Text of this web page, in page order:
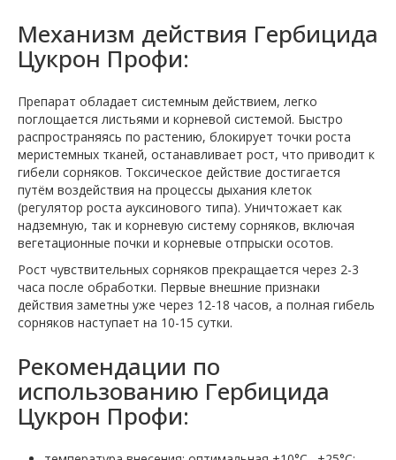
Механизм действия Гербицида
Цукрон Профи:
Препарат обладает системным действием, легко
поглощается листьями и корневой системой. Быстро
распространяясь по растению, блокирует точки роста
меристемных тканей, останавливает рост, что приводит к
гибели сорняков. Токсическое действие достигается
путём воздействия на процессы дыхания клеток
(регулятор роста ауксинового типа). Уничтожает как
надземную, так и корневую систему сорняков, включая
вегетационные почки и корневые отпрыски осотов.
Рост чувствительных сорняков прекращается через 2-3
часа после обработки. Первые внешние признаки
действия заметны уже через 12-18 часов, а полная гибель
сорняков наступает на 10-15 сутки.
Рекомендации по
использованию Гербицида
Цукрон Профи: